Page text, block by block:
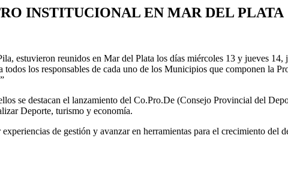
INSTITUCIONAL EN MAR DEL PLATA
estuvieron reunidos en Mar del Plata los días miércoles 13 y jueves
los responsables de cada uno de los Municipios que componen la
se destacan el lanzamiento del Co.Pro.De (Consejo Provincial del
Deporte, turismo y economía.
de gestión y avanzar en herramientas para el crecimiento del